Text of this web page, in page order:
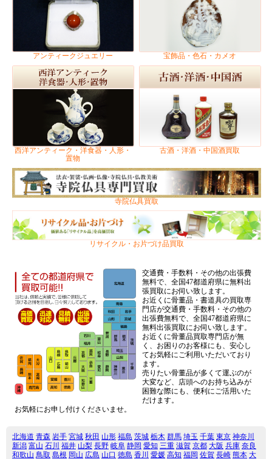
アンティークジュエリー 宝飾品・色石・カメオ
西洋アンティーク・洋食器・人形・
置物
古酒・洋酒・中国酒買取
寺院仏具買取
リサイクル・お片づけ品買取
交通費・手数料・その他の出張費
無料で、全国47都道府県に無料出
張買取にお伺い致します。
お近くに骨董品・書道具の買取専
門店が交通費・手数料・その他の
出張費無料で、全国47都道府県に
無料出張買取にお伺い致します。
お近くに骨董品買取専門店が無
く、お困りのお客様にも、安心し
てお気軽にご利用いただいており
ます。
売りたい骨董品が多くて運ぶのが
大変など、店頭へのお持ち込みが
困難な際にも、便利にご活用いた
だけます。
お気軽にお申し付けくださいませ。
北海道 青森 岩手 宮城 秋田 山形 福島 茨城 栃木 群馬 埼玉 千葉 東京 神奈川
新潟 富山 石川 福井 山梨 長野 岐阜 静岡 愛知 三重 滋賀 京都 大阪 兵庫 奈良
和歌山 鳥取 島根 岡山 広島 山口 徳島 香川 愛媛 高知 福岡 佐賀 長崎 熊本 大